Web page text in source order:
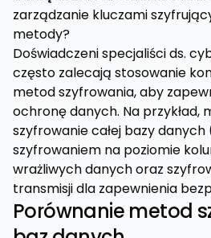
zarządzanie kluczami
metody?
Doświadczeni specjaliści ds.
często zalecają stosowanie
metod szyfrowania, aby
ochronę danych. Na przykład,
szyfrowanie całej bazy danych
szyfrowaniem na poziomie
wrażliwych danych oraz
transmisji dla zapewnienia
Porównanie metod